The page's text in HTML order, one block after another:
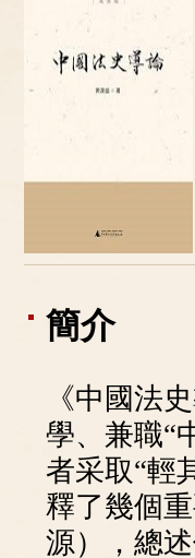
簡介
《中國法
學、兼職“
者采取“輕
釋了幾個
源），總